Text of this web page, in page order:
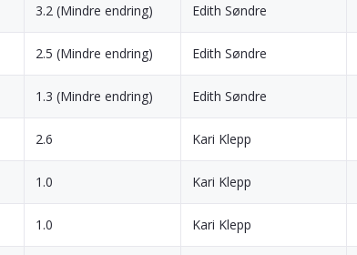
3.2 (Mindre endring) Edith Søndre
2.5 (Mindre endring) Edith Søndre
1.3 (Mindre endring) Edith Søndre
2.6 Kari Klepp
1.0 Kari Klepp
1.0 Kari Klepp